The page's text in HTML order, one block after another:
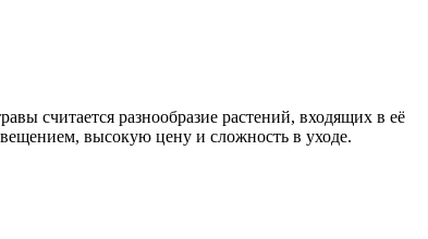
считается разнообразие растений, входящих в её
высокую цену и сложность в уходе.